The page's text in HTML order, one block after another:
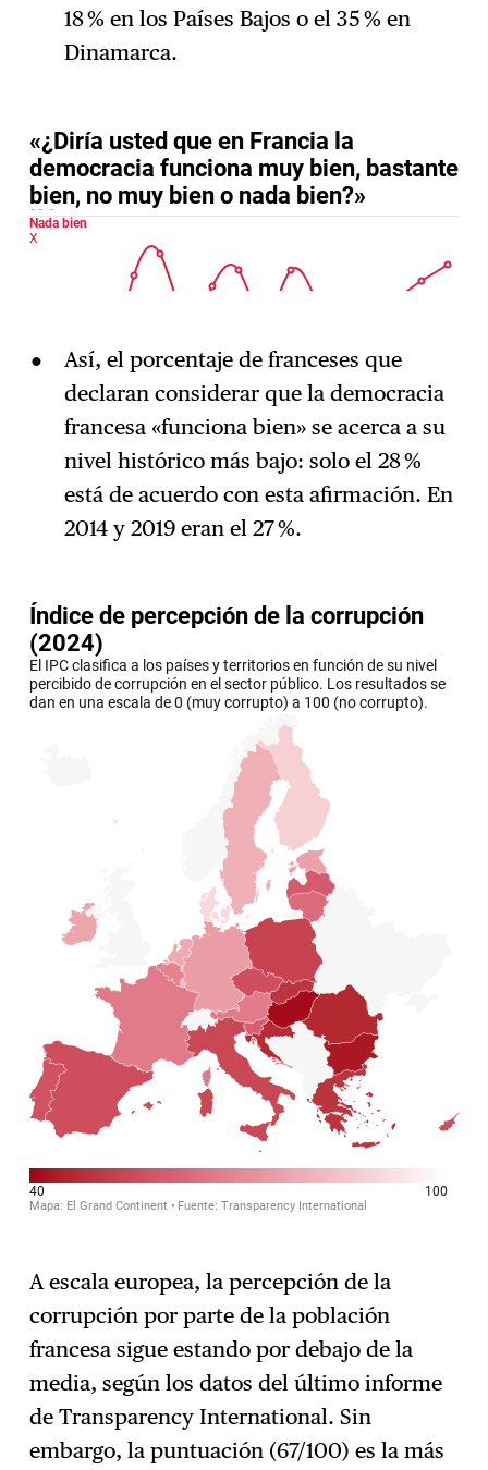
18 % en los Países Bajos o el 35 % en
Dinamarca.
Así, el porcentaje de franceses que
declaran considerar que la democracia
francesa «funciona bien» se acerca a su
nivel histórico más bajo: solo el 28 %
está de acuerdo con esta afirmación. En
2014 y 2019 eran el 27 %.
A escala europea, la percepción de la
corrupción por parte de la población
francesa sigue estando por debajo de la
media, según los datos del último informe
de Transparency International. Sin
embargo, la puntuación (67/100) es la más